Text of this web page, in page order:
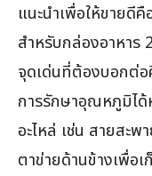
แนะนำเพื่อให้ขาย
สำหรับกล่องอาหาร
จุดเด่นที่ต้องบอกต่
การรักษาอุณหภูมิได้
อะไหล่ เช่น สายสะ
ตาข่ายด้านข้างเพื่อ